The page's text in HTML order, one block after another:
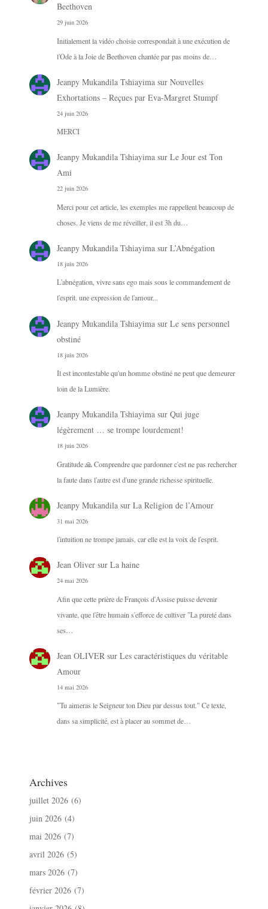
Beethoven
29 juin 2026
Initialement la vidéo choisie correspondait à une exécution de
l'Ode à la Joie de Beethoven chantée par pas moins de…
Jeanpy Mukandila Tshiayimasur Nouvelles
Exhortations – Reçues par Eva-Margret Stumpf
24 juin 2026
MERCI
Jeanpy Mukandila Tshiayimasur Le Jour est Ton
Ami
22 juin 2026
Merci pour cet article, les exemples me rappellent beaucoup de
choses. Je viens de me réveiller, il est 3h du…
Jeanpy Mukandila Tshiayimasur L’Abnégation
18 juin 2026
L'abnégation, vivre sans ego mais sous le commandement de
l'esprit. une expression de l'amour...
Jeanpy Mukandila Tshiayimasur Le sens personnel
obstiné
18 juin 2026
Il est incontestable qu'un homme obstiné ne peut que demeurer
loin de la Lumière.
Jeanpy Mukandila Tshiayimasur Qui juge
légèrement … se trompe lourdement!
18 juin 2026
Gratitude 🙏 Comprendre que pardonner c'est ne pas rechercher
la faute dans l'autre est d'une grande richesse spirituelle.
Jeanpy Mukandilasur La Religion de l’Amour
31 mai 2026
l'intuition ne trompe jamais, car elle est la voix de l'esprit.
Jean Oliversur La haine
24 mai 2026
Afin que cette prière de François d'Assise puisse devenir
vivante, que l'être humain s'efforce de cultiver "La pureté dans
ses…
Jean OLIVER sur Les caractéristiques du véritable
Amour
14 mai 2026
"Tu aimeras le Seigneur ton Dieu par dessus tout." Ce texte,
dans sa simplicité, est à placer au sommet de…
Archives
juillet 2026 (6)
juin 2026 (4)
mai 2026 (7)
avril 2026 (5)
mars 2026 (7)
février 2026 (7)